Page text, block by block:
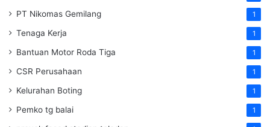
PT Nikomas Gemilang 1
Tenaga Kerja 1
Bantuan Motor Roda Tiga 1
CSR Perusahaan 1
Kelurahan Boting 1
Pemko tg balai 1